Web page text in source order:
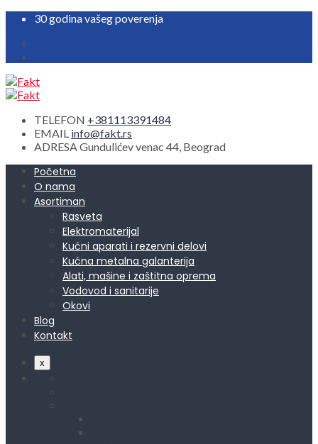
30 godina vašeg poverenja
TELEFON +381113391484
EMAIL info@fakt.rs
ADRESAGundulićev venac 44, Beograd
Početna
O nama
Asortiman
Rasveta
Elektromaterijal
Kućni aparati i rezervni delovi
Kućna metalna galanterija
Alati, mašine i zaštitna oprema
Vodovod i sanitarije
Okovi
Blog
Kontakt
x